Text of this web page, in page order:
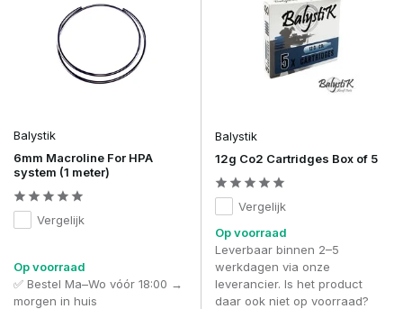
zoals regulators, slangen, koppelingen en onderhoudskits.
Zijn Balystik regulators compatibel met alle HPA tanks?
De meeste modellen zijn universeel, maar controleer altijd de
specificaties voor compatibiliteit met jouw tank en setup.
slangen verlengt de levensduur en voorkomt lekkages.
Is Balystik geschikt voor zowel indoor als outdoor airsoft?
Ja, de producten zijn robuust en bestand tegen intensief
gebruik in alle weersomstandigheden.
Ga voor constante prestaties en betrouwbare
– dé keuze voor serieuze
HPA-spelers.
Balystik
6mm Macroline For HPA
system (1 meter)
Vergelijk
Op voorraad
✅ Bestel Ma–Wo vóór 18:00 →
morgen in huis
Balystik
12g Co2 Cartridges Box of 5
Vergelijk
Op voorraad
Leverbaar binnen 2–5
werkdagen via onze
leverancier. Is het product
daar ook niet op voorraad?